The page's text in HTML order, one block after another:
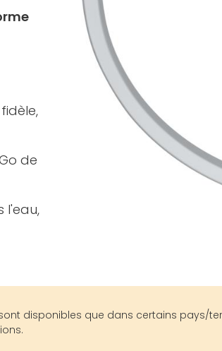
de
l'eau,
disponibles que dans certains pays/